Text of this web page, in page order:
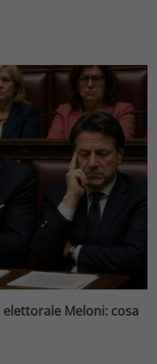
Meloni: cosa